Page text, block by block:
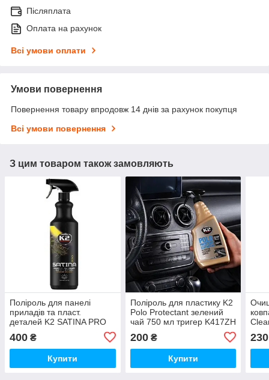
Післяплата
Оплата на рахунок
Всі умови оплати
Умови повернення
Повернення товару впродовж 14 днів за рахунок покупця
Всі умови повернення
З цим товаром також замовляють
Поліроль для панелі
приладів та пласт.
деталей K2 SATINA PRO
D50111
400 ₴
Купити
Поліроль для пластику K2
Polo Protectant зелений
чай 750 мл тригер K417ZH
200₴
Купити
230